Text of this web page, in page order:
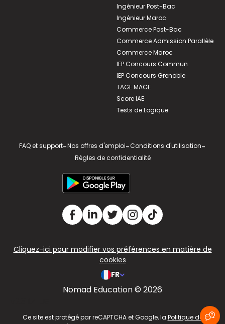
Ingénieur Post-Bac
Ingénieur Maroc
Commerce Post-Bac
Commerce Admission Parallèle
Commerce Maroc
IEP Concours Commun
IEP Concours Grenoble
TAGE MAGE
Score IAE
Tests de Logique
FAQ et support-Nos offres d'emploi-Conditions d'utilisation-
Règles de confidentialité
Cliquez-ici pour modifier vos préférences en matière de
cookies
FR
Nomad Education © 2026
Ce site est protégé par reCAPTCHA et Google, la Politique de